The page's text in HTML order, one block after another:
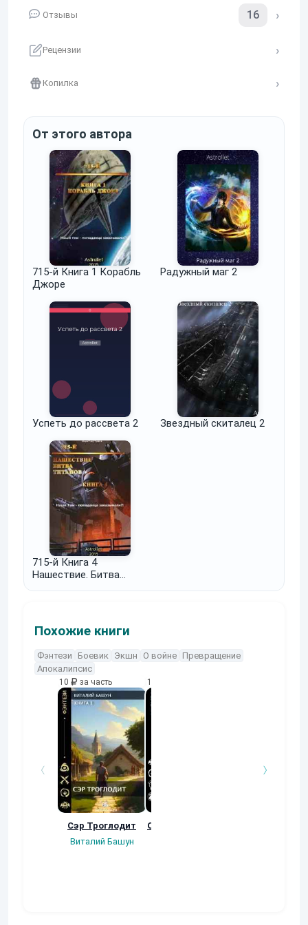
Отзывы 16
Рецензии
Копилка
От этого автора
715-й Книга 1 Корабль
Джоре
Радужный маг 2
Успеть до рассвета 2 Звездный скиталец 2
715-й Книга 4
Нашествие. Битва
Похожие книги
Фэнтези Боевик Экшн О войне Превращение
Апокалипсис
10 за часть
Сэр Троглодит
Виталий Башун
10
Осколки прошлого